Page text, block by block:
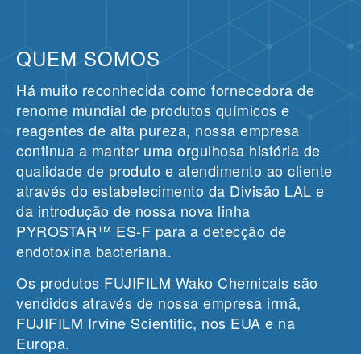
QUEM SOMOS
Há muito reconhecida como fornecedora de
renome mundial de produtos químicos e
reagentes de alta pureza, nossa empresa
continua a manter uma orgulhosa história de
qualidade de produto e atendimento ao cliente
através do estabelecimento da Divisão LAL e
da introdução de nossa nova linha
PYROSTAR™ ES-F para a detecção de
endotoxina bacteriana.
Os produtos FUJIFILM Wako Chemicals são
vendidos através de nossa empresa irmã,
FUJIFILM Irvine Scientific, nos EUA e na
Europa.